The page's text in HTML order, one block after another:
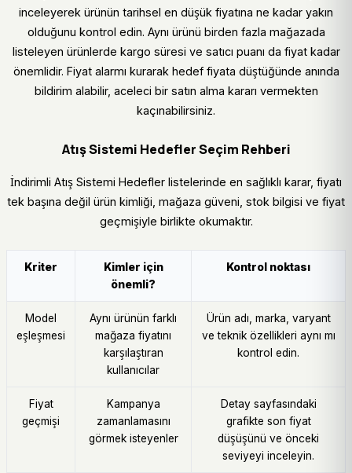
inceleyerek ürünün tarihsel en düşük fiyatına ne kadar yakın
olduğunu kontrol edin. Aynı ürünü birden fazla mağazada
listeleyen ürünlerde kargo süresi ve satıcı puanı da fiyat kadar
önemlidir. Fiyat alarmı kurarak hedef fiyata düştüğünde anında
bildirim alabilir, aceleci bir satın alma kararı vermekten
kaçınabilirsiniz.
Atış Sistemi Hedefler Seçim Rehberi
İndirimli Atış Sistemi Hedefler listelerinde en sağlıklı karar, fiyatı
tek başına değil ürün kimliği, mağaza güveni, stok bilgisi ve fiyat
geçmişiyle birlikte okumaktır.
Kriter
Kimler için
önemli?
Kontrol noktası
Model
eşleşmesi
Aynı ürünün farklı
mağaza fiyatını
karşılaştıran
kullanıcılar
Ürün adı, marka, varyant
ve teknik özellikleri aynı mı
kontrol edin.
Fiyat
geçmişi
Kampanya
zamanlamasını
görmek isteyenler
Detay sayfasındaki
grafikte son fiyat
düşüşünü ve önceki
seviyeyi inceleyin.